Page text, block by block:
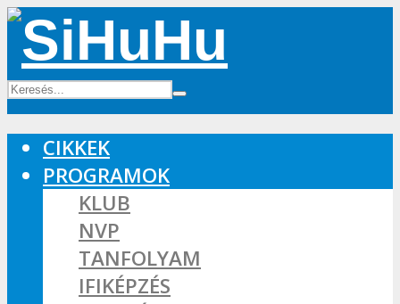
CIKKEK
PROGRAMOK
KLUB
NVP
TANFOLYAM
IFIKÉPZÉS